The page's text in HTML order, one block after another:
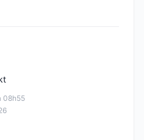
08h55